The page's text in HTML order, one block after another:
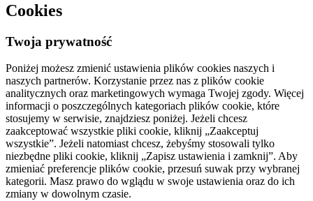
Cookies
Twoja prywatność
Poniżej możesz zmienić ustawienia plików cookies naszych i
naszych partnerów. Korzystanie przez nas z plików cookie
analitycznych oraz marketingowych wymaga Twojej zgody. Więcej
informacji o poszczególnych kategoriach plików cookie, które
stosujemy w serwisie, znajdziesz poniżej. Jeżeli chcesz
zaakceptować wszystkie pliki cookie, kliknij „Zaakceptuj
wszystkie”. Jeżeli natomiast chcesz, żebyśmy stosowali tylko
niezbędne pliki cookie, kliknij „Zapisz ustawienia i zamknij”. Aby
zmieniać preferencje plików cookie, przesuń suwak przy wybranej
kategorii. Masz prawo do wglądu w swoje ustawienia oraz do ich
zmiany w dowolnym czasie.